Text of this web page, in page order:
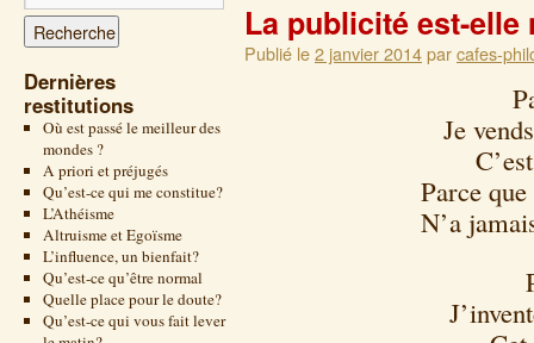
Dernières
restitutions
Où est passé le meilleur des
mondes ?
A priori et préjugés
Qu’est-ce qui me constitue?
L’Athéisme
Altruisme et Egoïsme
L’influence, un bienfait?
Qu’est-ce qu’être normal
Quelle place pour le doute?
Qu’est-ce qui vous fait lever
La publicité est-elle
Publié le2 janvier 2014parcafes-
Je
Parce
N’a